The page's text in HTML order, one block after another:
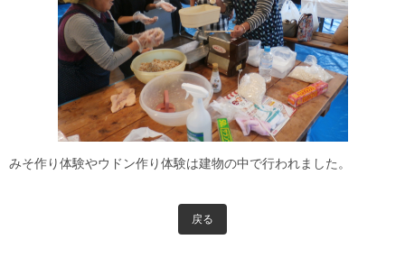
みそ作り体験やウドン作り体験は建物の中で行われました。
戻る